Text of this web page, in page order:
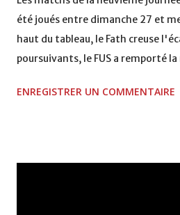
été joués entre dimanche 27 et
haut du tableau, le Fath creuse
poursuivants, le FUS a remporté
2, Badr Kachani a ouvert la
ENREGISTRER UN COMMENTAIRE